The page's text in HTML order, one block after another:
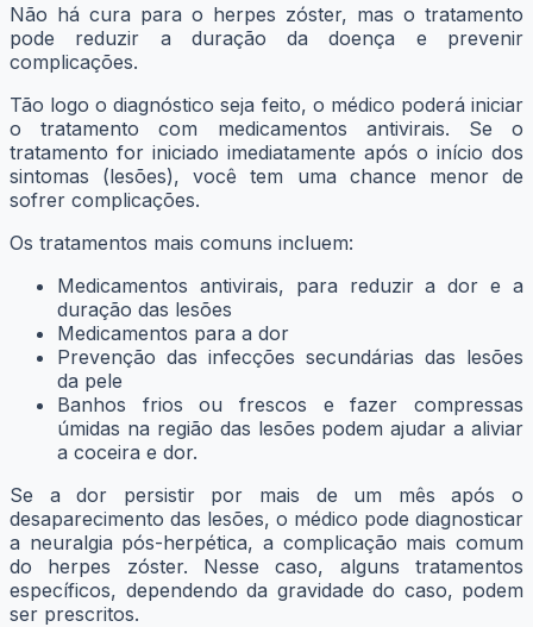
Não há cura para o herpes zóster, mas o tratamento
pode reduzir a duração da doença e prevenir
complicações.
Tão logo o diagnóstico seja feito, o médico poderá iniciar
o tratamento com medicamentos antivirais. Se o
tratamento for iniciado imediatamente após o início dos
sintomas (lesões), você tem uma chance menor de
sofrer complicações.
Os tratamentos mais comuns incluem:
Medicamentos antivirais, para reduzir a dor e a
duração das lesões
Medicamentos para a dor
Prevenção das infecções secundárias das lesões
da pele
Banhos frios ou frescos e fazer compressas
úmidas na região das lesões podem ajudar a aliviar
a coceira e dor.
Se a dor persistir por mais de um mês após o
desaparecimento das lesões, o médico pode diagnosticar
a neuralgia pós-herpética, a complicação mais comum
do herpes zóster. Nesse caso, alguns tratamentos
específicos, dependendo da gravidade do caso, podem
ser prescritos.